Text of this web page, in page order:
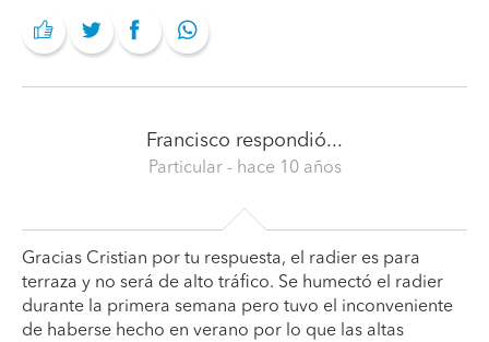
Francisco respondió...
Particular - hace 10 años
Gracias Cristian por tu respuesta, el radier es para
terraza y no será de alto tráfico. Se humectó el radier
durante la primera semana pero tuvo el inconveniente
de haberse hecho en verano por lo que las altas